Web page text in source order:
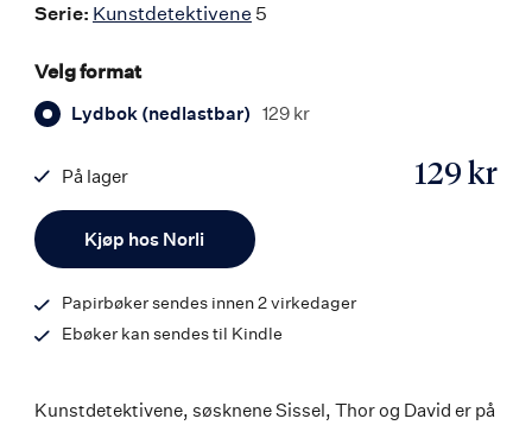
Serie: Kunstdetektivene 5
Velg format
Lydbok (nedlastbar) 129 kr
Kjøp hos Norli
129 kr
På lager
9788242131669
Papirbøker sendes innen 2 virkedager
Ebøker kan sendes til Kindle
Kunstdetektivene, søsknene Sissel, Thor og David er på